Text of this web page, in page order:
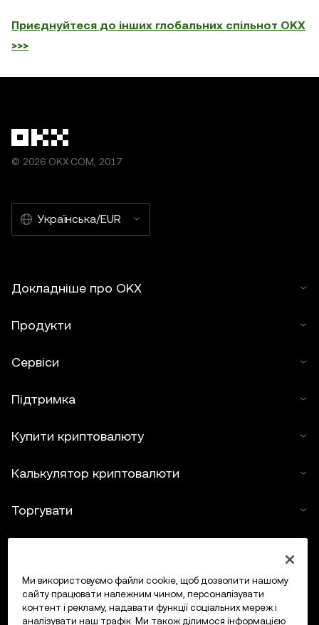
Приєднуйтеся до інших глобальних спільнот OKX
>>>
© 2026 OKX.COM, 2017
Українська/EUR
Докладніше про OKX
Продукти
Сервіси
Підтримка
Купити криптовалюту
Калькулятор криптовалюти
Торгувати
Ми використовуємо файли cookie, щоб дозволити нашому
сайту працювати належним чином, персоналізувати
контент і рекламу, надавати функції соціальних мереж і
аналізувати наш трафік. Ми також ділимося інформацією